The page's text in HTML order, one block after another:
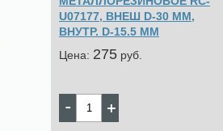
U07177, ВНЕШ D-30 MM,
ВНУТР. D-15.5 MM
Цена: 275 pуб.